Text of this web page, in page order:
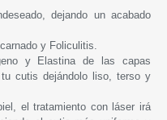
dejando un acabado
y Foliculitis.
y Elastina de las capas
cutis dejándolo liso, terso y
el tratamiento con láser irá